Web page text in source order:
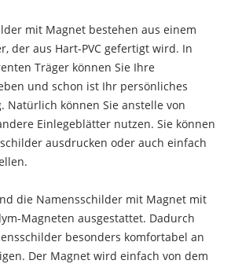
mit Magnet bestehen aus einem
der aus Hart-PVC gefertigt wird. In
Träger können Sie Ihre
und schon ist Ihr persönliches
Natürlich können Sie anstelle von
Einlegeblätter nutzen. Sie können
ausdrucken oder auch einfach
die Namensschilder mit Magnet mit
Magneten ausgestattet. Dadurch
besonders komfortabel an
Der Magnet wird einfach von dem